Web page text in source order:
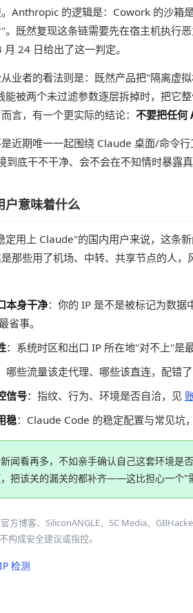
Anthropic 的逻辑是：Cowork 的沙箱
。既然复现这条链需要先在宿主机执行
24 日给出了这一判定。
业者的看法则是：既然产品把"隔离虚
能被两个未过滤参数逐层拆掉时，把它
，有一个更实际的结论： 不要把任何
近期唯一一起围绕 Claude 桌面/命令
到底干不干净、会不会在不知情时暴露
户意味着什么
定用上 Claude"的国内用户来说，这条
那些用了机场、中转、共享节点的人
本身干净：你的 IP 是不是被标记为数据
省事。
：系统时区和出口 IP 所在地"对不上"是
哪些流量该走代理、哪些该直连，配错
信号：指纹、行为、环境是否自洽，见
稳：Claude Code 的稳定配置与常见坑
闻看再多，不如亲手确认自己这套环境是
把该关的漏关的都补齐——这比担心一个"
方博客、SiliconANGLE、SC Media、
构成安全建议或指控。
检测